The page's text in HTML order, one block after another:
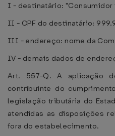
I - destinatário: "Consumidor
II - CPF do destinatário:
III - endereço: nome da
IV - demais dados de
Art. 557-Q. A aplicação
contribuinte do
legislação tributária do
atendidas as disposições
fora do estabelecimento.